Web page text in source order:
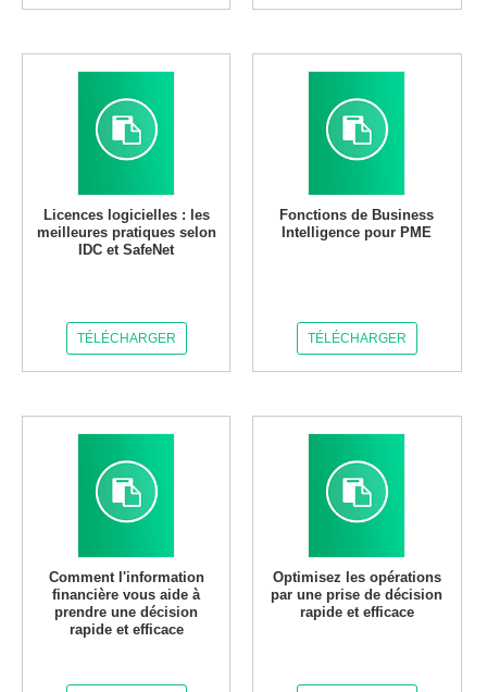
Licences logicielles : les
meilleures pratiques selon
IDC et SafeNet
TÉLÉCHARGER
Fonctions de Business
Intelligence pour PME
TÉLÉCHARGER
Comment l'information
financière vous aide à
prendre une décision
rapide et efficace
Optimisez les opérations
par une prise de décision
rapide et efficace